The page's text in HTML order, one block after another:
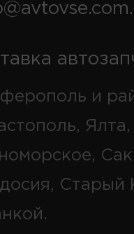
и
Старый